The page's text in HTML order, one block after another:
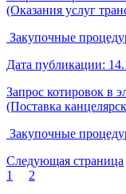
(Оказания услуг
Закупочные
Дата публикации:
Запрос котировок в
(Поставка
Закупочные
Следующая страница
1
2